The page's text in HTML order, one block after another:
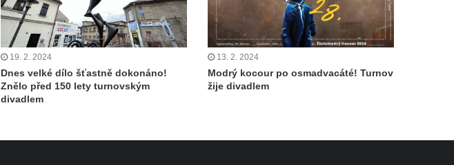
19. 2. 2024
Dnes velké dílo šťastně dokonáno!
Znělo před 150 lety turnovským
divadlem
13. 2. 2024
Modrý kocour po osmadvacáté! Turnov
žije divadlem